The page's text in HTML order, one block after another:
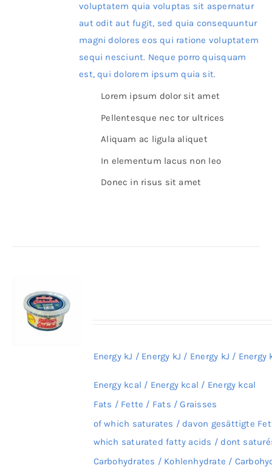
voluptatem quia voluptas sit aspernatur
aut odit aut fugit, sed quia consequuntur
magni dolores eos qui ratione voluptatem
sequi nesciunt. Neque porro quisquam
est, qui dolorem ipsum quia sit.
Lorem ipsum dolor sit amet
Pellentesque nec tor ultrices
Aliquam ac ligula aliquet
In elementum lacus non leo
Donec in risus sit amet
Energy kJ / Energy kJ / Energy kJ / Energy
Energy kcal / Energy kcal / Energy kcal
Fats / Fette / Fats / Graisses
of which saturates / davon gesättigte
which saturated fatty acids / dont
Carbohydrates / Kohlenhydrate /